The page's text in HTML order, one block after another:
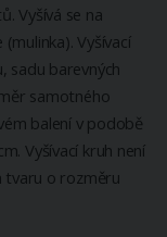
Vyšívá se na
Vyšívací
sadu barevných
samotného
balení v podobě
Vyšívací kruh není
tvaru o rozměru